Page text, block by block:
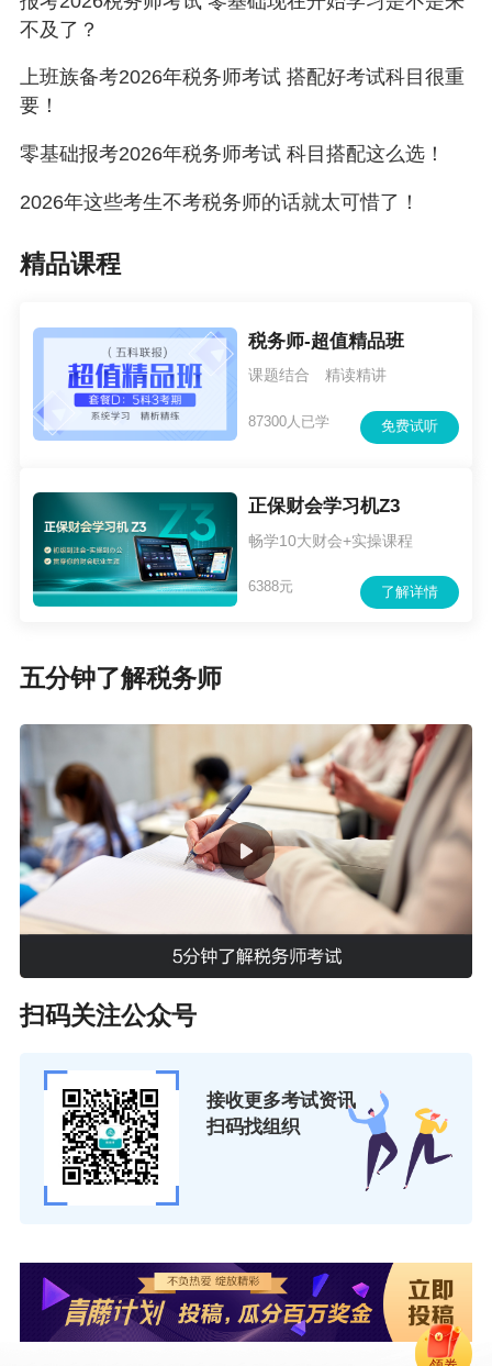
不及了？
上班族备考2026年税务师考试 搭配好考试科目很重
要！
零基础报考2026年税务师考试 科目搭配这么选！
2026年这些考生不考税务师的话就太可惜了！
精品课程
税务师-超值精品班
课题结合 精读精讲
免费试听
87300人已学
正保财会学习机Z3
畅学10大财会+实操课程
了解详情
6388元
五分钟了解税务师
扫码关注公众号
接收更多考试资讯
扫码找组织